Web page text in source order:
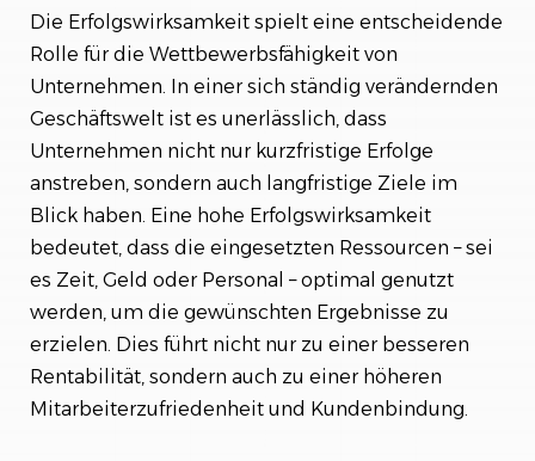
Die Erfolgswirksamkeit spielt eine entscheidende
Rolle für die Wettbewerbsfähigkeit von
Unternehmen. In einer sich ständig verändernden
Geschäftswelt ist es unerlässlich, dass
Unternehmen nicht nur kurzfristige Erfolge
anstreben, sondern auch langfristige Ziele im
Blick haben. Eine hohe Erfolgswirksamkeit
bedeutet, dass die eingesetzten Ressourcen – sei
es Zeit, Geld oder Personal – optimal genutzt
werden, um die gewünschten Ergebnisse zu
erzielen. Dies führt nicht nur zu einer besseren
Rentabilität, sondern auch zu einer höheren
Mitarbeiterzufriedenheit und Kundenbindung.